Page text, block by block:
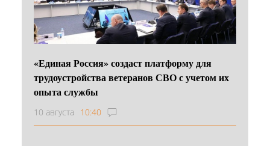
«Единая Россия» создаст платформу для
трудоустройства ветеранов СВО с учетом их
опыта службы
10 августа 10:40